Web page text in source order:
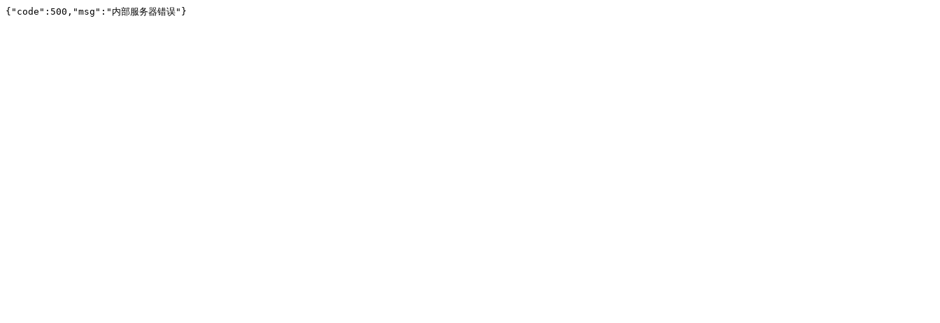
{"code":500,"msg":"内部服务器错误"}